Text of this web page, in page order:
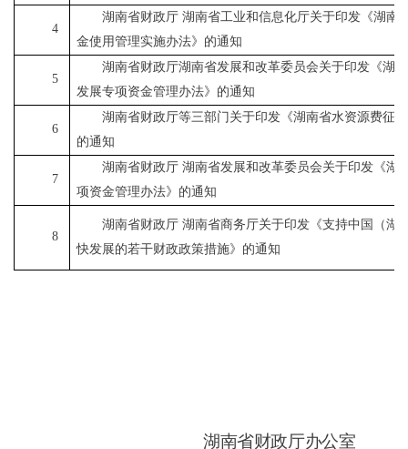
4
湖南省财政厅 湖南省工业和信息化厅关于印发《湖南
金使用管理实施办法》的通知
5
湖南省财政厅湖南省发展和改革委员会关于印发《湖
发展专项资金管理办法》的通知
6
湖南省财政厅等三部门关于印发《湖南省水资源费征
的通知
7
湖南省财政厅 湖南省发展和改革委员会关于印发《湖
项资金管理办法》的通知
8
湖南省财政厅 湖南省商务厅关于印发《支持中国（湖
快发展的若干财政政策措施》的通知
湖南省财政厅办公室